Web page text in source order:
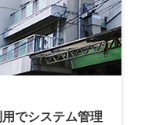
でシステム管理